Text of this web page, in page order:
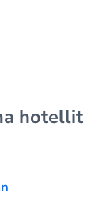
hotellit